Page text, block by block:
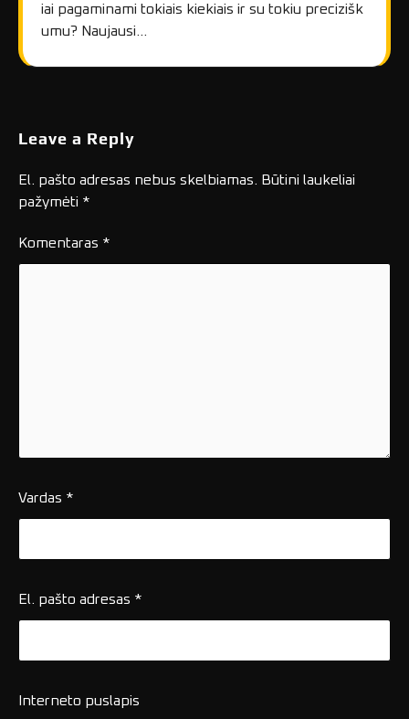
iai pagaminami tokiais kiekiais ir su tokiu precizišk
umu? Naujausi…
Leave a Reply
El. pašto adresas nebus skelbiamas.
Būtini laukeliai
pažymėti *
Komentaras *
Vardas *
El. pašto adresas *
Interneto puslapis